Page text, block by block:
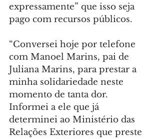
expressamente” que isso seja
pago com recursos públicos.
“Conversei hoje por telefone
com Manoel Marins, pai de
Juliana Marins, para prestar a
minha solidariedade neste
momento de tanta dor.
Informei a ele que já
determinei ao Ministério das
Relações Exteriores que preste